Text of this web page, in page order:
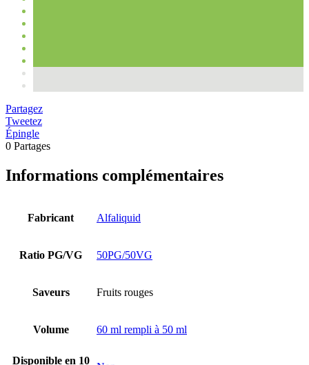
Partagez
Tweetez
Épingle
0 Partages
Informations complémentaires
Fabricant Alfaliquid
Ratio PG/VG 50PG/50VG
Saveurs Fruits rouges
Volume 60 ml rempli à 50 ml
Disponible en 10